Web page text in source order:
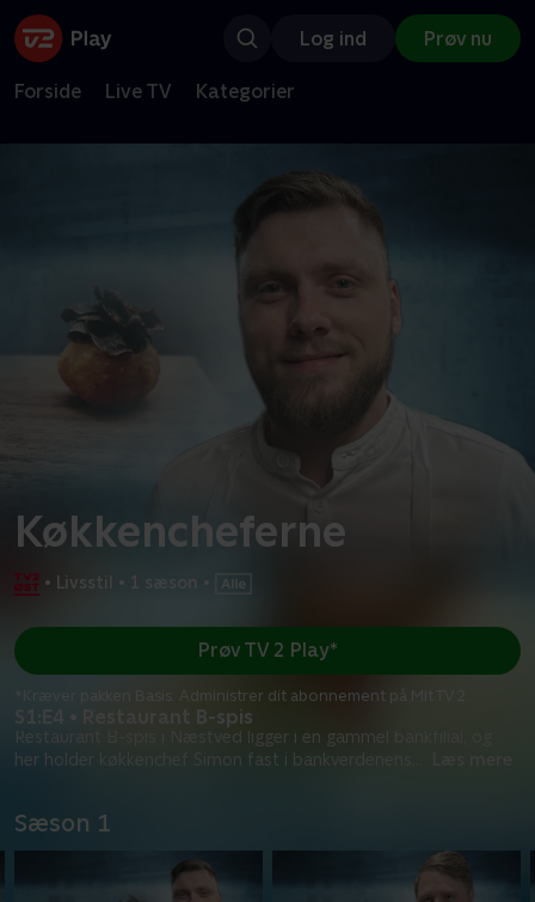
Log ind Prøv nu
Forside Live TV Kategorier
Køkkencheferne
• Livsstil • 1 sæson •
S1:E4 • Restaurant B-spis
Restaurant B-spis i Næstved ligger i en gammel bankfilial, og
her holder køkkenchef Simon fast i bankverdenens
Prøv TV 2 Play*
*Kræver pakken Basis. Administrer dit abonnement på Mit TV 2.
Sæson 1